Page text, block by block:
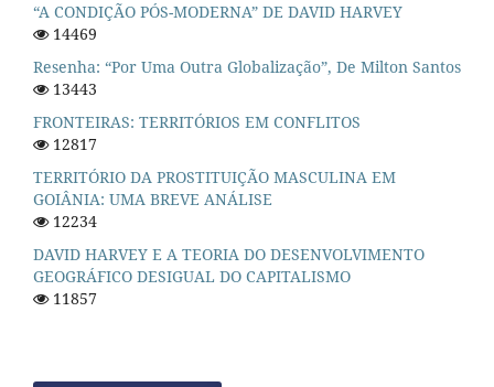
“A CONDIÇÃO PÓS-MODERNA” DE DAVID HARVEY
14469
Resenha: “Por Uma Outra Globalização”, De Milton Santos
13443
FRONTEIRAS: TERRITÓRIOS EM CONFLITOS
12817
TERRITÓRIO DA PROSTITUIÇÃO MASCULINA EM
GOIÂNIA: UMA BREVE ANÁLISE
12234
DAVID HARVEY E A TEORIA DO DESENVOLVIMENTO
GEOGRÁFICO DESIGUAL DO CAPITALISMO
11857